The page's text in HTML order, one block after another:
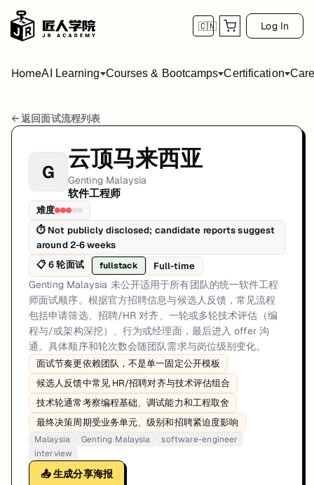
🇨🇳 Log In
HomeAI Learning Courses & Bootcamps Certification
Genting Malaysia 软件工程师 面试流程
岗位方向: fullstack
Genting Malaysia 未公开适用于所有团队的统一软件工程师面试顺序
Genting Malaysia的软件工程师面试共6轮，以下是每轮面试的详细流
第1轮 (Varies): 候选人通常通过官方招聘渠道申请。第一关是简
面试亮点: Interview sequencing is team-dependent rather than a
标签: Malaysia, Genting Malaysia, software-engineer, interview
← 返回面试流程列表
G 云顶马来西亚
Genting Malaysia
软件工程师
难度
⏱ Not publicly disclosed; candidate reports suggest
around 2-6 weeks
📋6轮面试 fullstack Full-time
Genting Malaysia 未公开适用于所有团队的统一软件工程
师面试顺序。根据官方招聘信息与候选人反馈，常见流程
包括申请筛选、招聘/HR 对齐、一轮或多轮技术评估（编
程与/或架构深挖）、行为或经理面，最后进入 offer 沟
通。具体顺序和轮次数会随团队需求与岗位级别变化。
面试节奏更依赖团队，不是单一固定公开模板
候选人反馈中常见 HR/招聘对齐与技术评估组合
技术轮通常考察编程基础、调试能力和工程取舍
最终决策周期受业务单元、级别和招聘紧迫度影响
Malaysia Genting Malaysia
software-engineer
interview
📤 生成分享海报